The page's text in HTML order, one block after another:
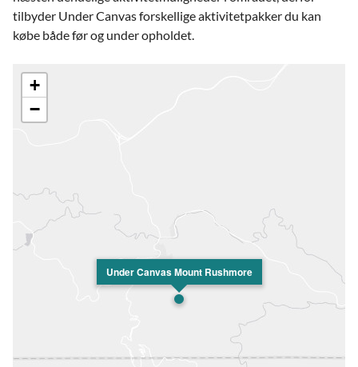
tilbyder Under Canvas forskellige aktivitetpakker du kan
købe både før og under opholdet.
Under Canvas Mount Rushmore
+
−